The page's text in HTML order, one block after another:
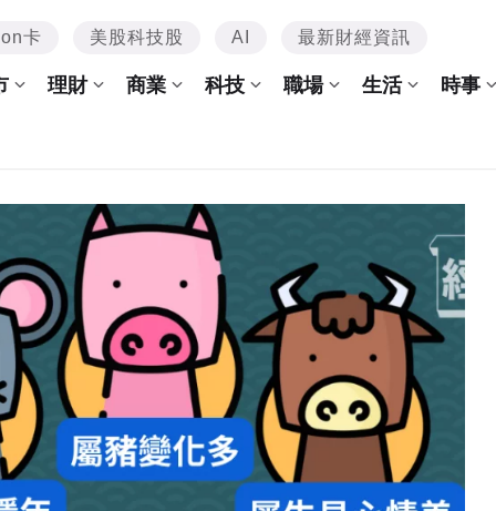
卡 美股科技股 AI 最新財經資訊
理財 商業 科技 職場 生活 時事